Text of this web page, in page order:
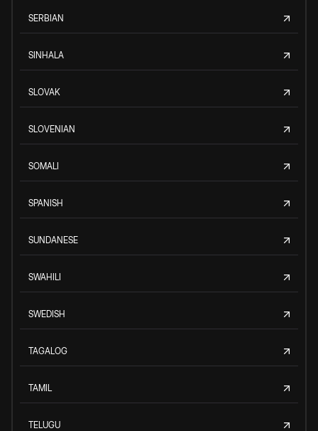
SERBIAN
SINHALA
SLOVAK
SLOVENIAN
SOMALI
SPANISH
SUNDANESE
SWAHILI
SWEDISH
TAGALOG
TAMIL
TELUGU